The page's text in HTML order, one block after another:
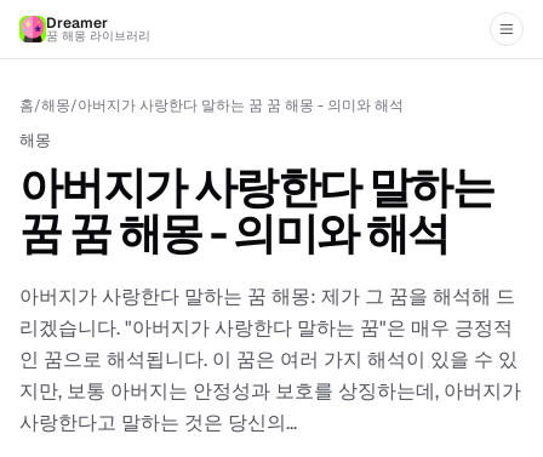
Dreamer
꿈 해몽 라이브러리
홈/해몽/아버지가 사랑한다 말하는 꿈 꿈 해몽 - 의미와 해석
해몽
아버지가 사랑한다 말하는
꿈 꿈 해몽 - 의미와 해석
아버지가 사랑한다 말하는 꿈 해몽: 제가 그 꿈을 해석해 드
리겠습니다. "아버지가 사랑한다 말하는 꿈"은 매우 긍정적
인 꿈으로 해석됩니다. 이 꿈은 여러 가지 해석이 있을 수 있
지만, 보통 아버지는 안정성과 보호를 상징하는데, 아버지가
사랑한다고 말하는 것은 당신의...